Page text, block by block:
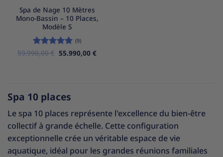
Spa de Nage 10 Mètres
Mono-Bassin – 10 Places,
Modèle S
Note5
sur
(9)
59.990,00€ Le
prix
55.990,00 €Le
prix
Spa 10 places
Le spa 10 places représente l'excellence du bien-être
collectif à grande échelle. Cette configuration
exceptionnelle crée un véritable espace de vie
aquatique, idéal pour les grandes réunions familiales